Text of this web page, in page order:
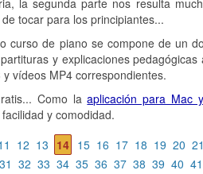
la segunda parte nos resulta
tocar para los principiantes...
curso de piano se compone de un
y explicaciones pedagógicas
vídeos MP4 correspondientes.
Como laaplicación para Mac
y comodidad.
12 13 14 15 16 17 18 19 20
31 32 33 34 35 36 37 38 39 40 41